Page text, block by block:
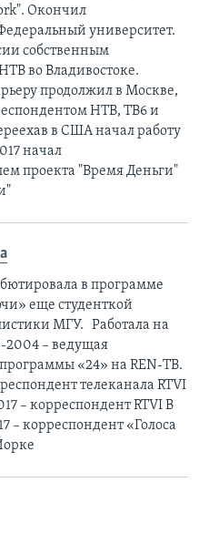
Окончил
университет.
собственным
во Владивостоке.
продолжил в Москве,
НТВ, ТВ6 и
в США начал работу
начал
проекта "Время Деньги"
в программе
еще студенткой
МГУ. Работала на
2004 – ведущая
«24» на REN-ТВ.
телеканала RTVI
– корреспондент RTVI В
– корреспондент «Голоса